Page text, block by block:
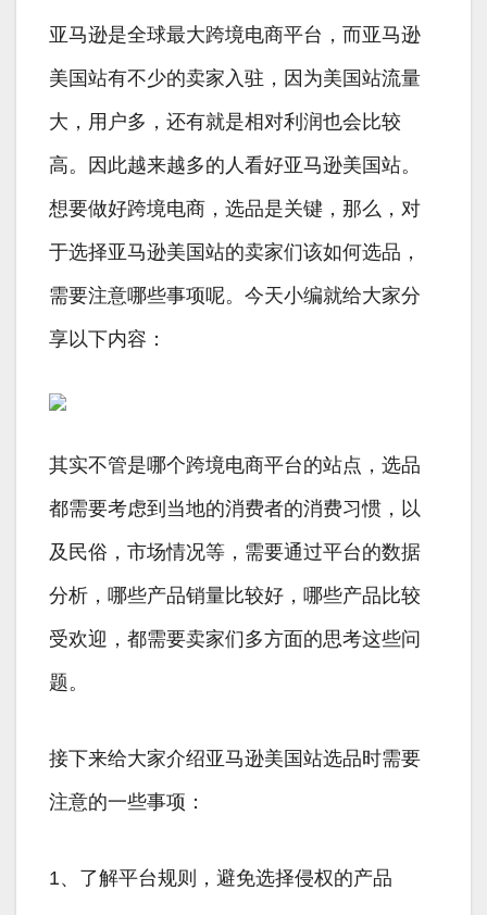
亚马逊是全球最大跨境电商平台，而亚马逊
美国站有不少的卖家入驻，因为美国站流量
大，用户多，还有就是相对利润也会比较
高。因此越来越多的人看好亚马逊美国站。
想要做好跨境电商，选品是关键，那么，对
于选择亚马逊美国站的卖家们该如何选品，
需要注意哪些事项呢。今天小编就给大家分
享以下内容：
其实不管是哪个跨境电商平台的站点，选品
都需要考虑到当地的消费者的消费习惯，以
及民俗，市场情况等，需要通过平台的数据
分析，哪些产品销量比较好，哪些产品比较
受欢迎，都需要卖家们多方面的思考这些问
题。
接下来给大家介绍亚马逊美国站选品时需要
注意的一些事项：
1、了解平台规则，避免选择侵权的产品